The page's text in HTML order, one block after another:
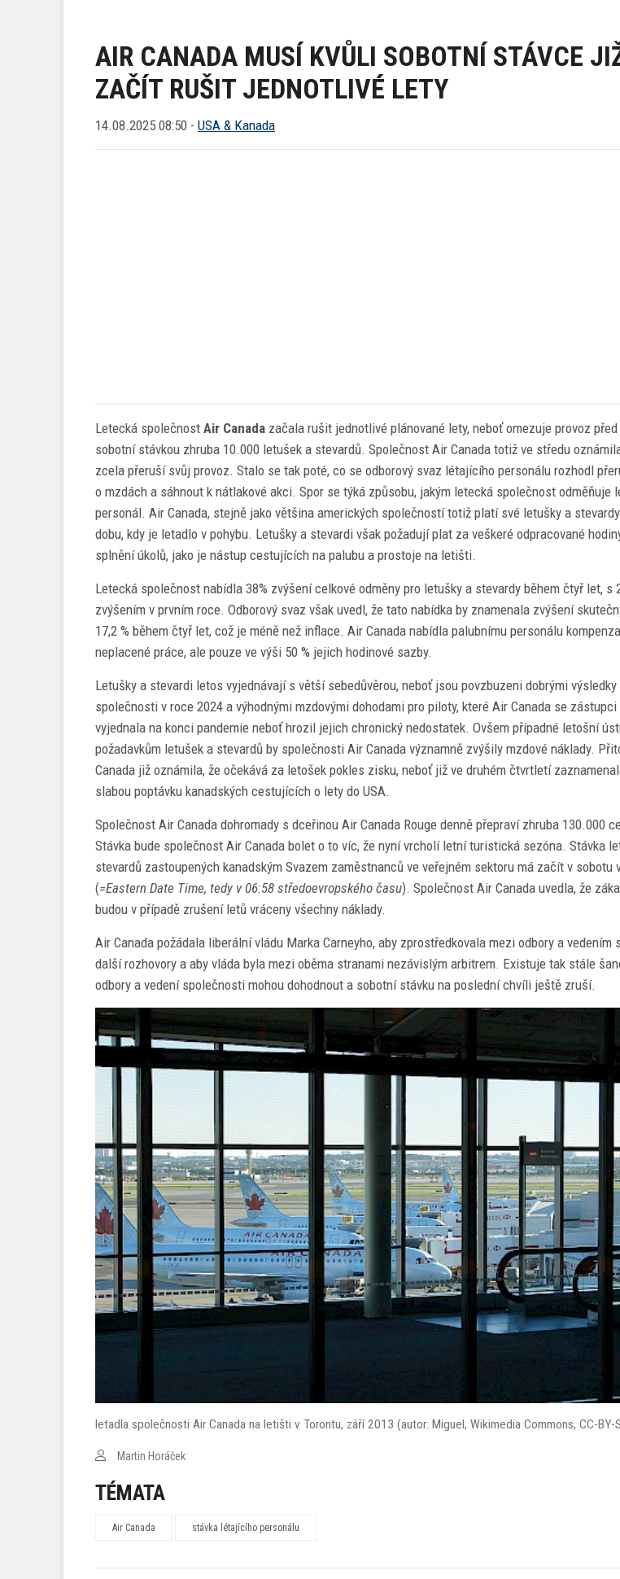
AIR CANADA MUSÍ KVŮLI SOBOTNÍ STÁVCE
ZAČÍT RUŠIT JEDNOTLIVÉ LETY
14.08.2025 08:50 - USA & Kanada
Letecká společnost Air Canada začala rušit jednotlivé plánované lety, neboť omezuje provoz
sobotní stávkou zhruba 10.000 letušek a stevardů. Společnost Air Canada totiž ve středu
zcela přeruší svůj provoz. Stalo se tak poté, co se odborový svaz létajícího personálu rozhodl
o mzdách a sáhnout k nátlakové akci. Spor se týká způsobu, jakým letecká společnost odměňuje
personál. Air Canada, stejně jako většina amerických společností totiž platí své letušky a
dobu, kdy je letadlo v pohybu. Letušky a stevardi však požadují plat za veškeré odpracované
splnění úkolů, jako je nástup cestujících na palubu a prostoje na letišti.
Letecká společnost nabídla 38% zvýšení celkové odměny pro letušky a stevardy během čtyř let, s
zvýšením v prvním roce. Odborový svaz však uvedl, že tato nabídka by znamenala zvýšení
17,2 % během čtyř let, což je méně než inflace. Air Canada nabídla palubnímu personálu
neplacené práce, ale pouze ve výši 50 % jejich hodinové sazby.
Letušky a stevardi letos vyjednávají s větší sebedůvěrou, neboť jsou povzbuzeni dobrými
společnosti v roce 2024 a výhodnými mzdovými dohodami pro piloty, které Air Canada se
vyjednala na konci pandemie neboť hrozil jejich chronický nedostatek. Ovšem případné letošní
požadavkům letušek a stevardů by společnosti Air Canada významně zvýšily mzdové náklady.
Canada již oznámila, že očekává za letošek pokles zisku, neboť již ve druhém čtvrtletí
slabou poptávku kanadských cestujících o lety do USA.
Společnost Air Canada dohromady s dceřinou Air Canada Rouge denně přepraví zhruba 130.000
Stávka bude společnost Air Canada bolet o to víc, že nyní vrcholí letní turistická sezóna. Stávka
stevardů zastoupených kanadským Svazem zaměstnanců ve veřejném sektoru má začít v sobotu
(=Eastern Date Time, tedy v 06:58 středoevropského času). Společnost Air Canada uvedla, že
budou v případě zrušení letů vráceny všechny náklady.
Air Canada požádala liberální vládu Marka Carneyho, aby zprostředkovala mezi odbory a vedením
další rozhovory a aby vláda byla mezi oběma stranami nezávislým arbitrem. Existuje tak stále
odbory a vedení společnosti mohou dohodnout a sobotní stávku na poslední chvíli ještě zruší.
letadla společnosti Air Canada na letišti v Torontu, září 2013 (autor: Miguel, Wikimedia Commons, CC-BY-
Martin Horáček
TÉMATA
Air Canada stávka létajícího personálu